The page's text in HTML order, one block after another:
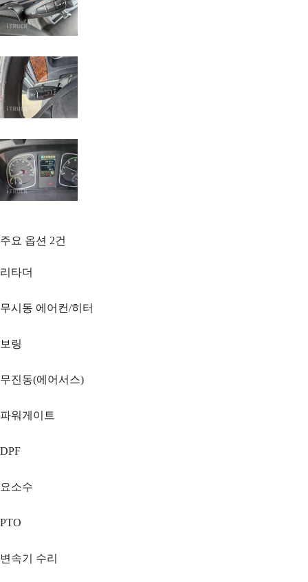
주요 옵션 2건
리타더
무시동 에어컨/히터
보링
무진동(에어서스)
파워게이트
DPF
요소수
PTO
변속기 수리